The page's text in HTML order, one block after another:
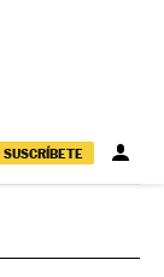
SUSCRÍBETE